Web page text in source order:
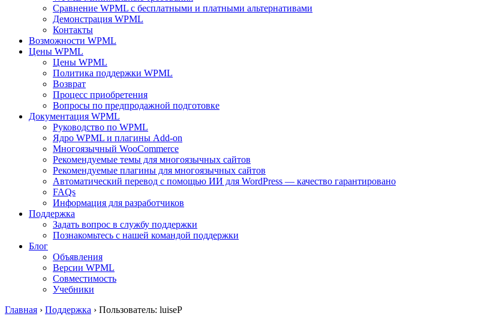
Сравнение WPML с бесплатными и платными альтернативами
Демонстрация WPML
Контакты
Возможности WPML
Цены WPML
Цены WPML
Политика поддержки WPML
Возврат
Процесс приобретения
Вопросы по предпродажной подготовке
Документация WPML
Руководство по WPML
Ядро WPML и плагины Add-on
Многоязычный WooCommerce
Рекомендуемые темы для многоязычных сайтов
Рекомендуемые плагины для многоязычных сайтов
Автоматический перевод с помощью ИИ для WordPress — качество гарантировано
FAQs
Информация для разработчиков
Поддержка
Задать вопрос в службу поддержки
Познакомьтесь с нашей командой поддержки
Блог
Объявления
Версии WPML
Совместимость
Учебники
Главная › Поддержка › Пользователь: luiseP